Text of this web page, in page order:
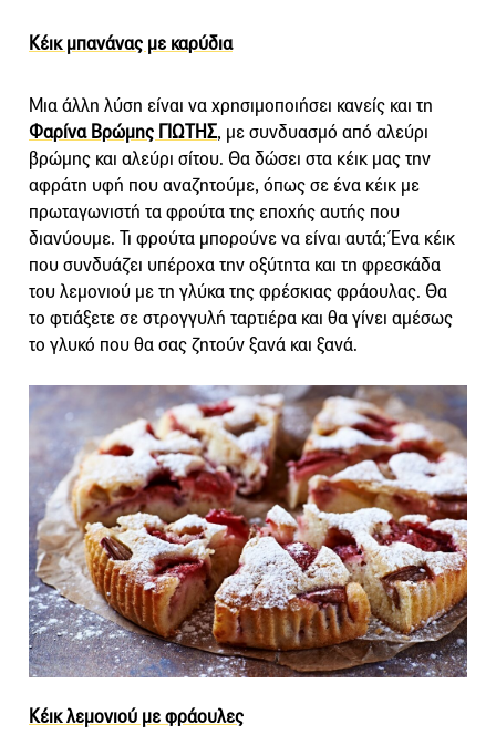
Κέικ μπανάνας με καρύδια
Μια άλλη λύση είναι να χρησιμοποιήσει κανείς και τη
Φαρίνα Βρώμης ΓΙΩΤΗΣ, με συνδυασμό από αλεύρι
βρώμης και αλεύρι σίτου. Θα δώσει στα κέικ μας την
αφράτη υφή που αναζητούμε, όπως σε ένα κέικ με
πρωταγωνιστή τα φρούτα της εποχής αυτής που
διανύουμε. Τι φρούτα μπορούνε να είναι αυτά; Ένα κέικ
που συνδυάζει υπέροχα την οξύτητα και τη φρεσκάδα
του λεμονιού με τη γλύκα της φρέσκιας φράουλας. Θα
το φτιάξετε σε στρογγυλή ταρτιέρα και θα γίνει αμέσως
το γλυκό που θα σας ζητούν ξανά και ξανά.
Κέικ λεμονιού με φράουλες